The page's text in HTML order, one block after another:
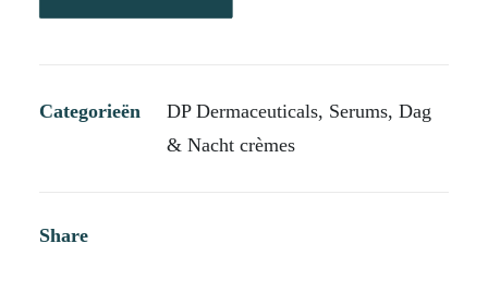
Categorieën DP Dermaceuticals, Serums, Dag
& Nacht crèmes
Share